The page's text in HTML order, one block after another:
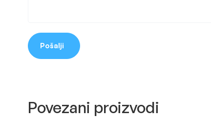
Pošalji